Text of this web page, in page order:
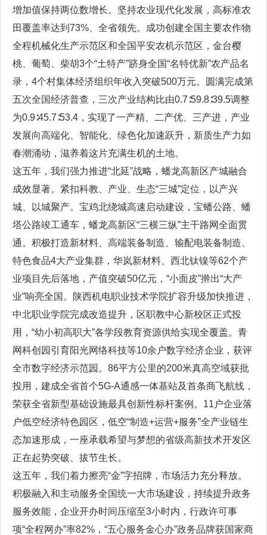
增加值保持两位数增长。坚持农业现代化发展，高标准农
田覆盖率达到73%、全省领先。成功创建全国主要农作物
全程机械化生产示范区和全国平安农机示范区，金台樱
桃、葡萄、柴胡3个“土特产”跻身全国“名特优新”农产品名
录，4个村集体经济组织年收入突破500万元。圆满完成第
五次全国经济普查，三次产业结构比由0.7∶59.8∶39.5调整
为0.9∶45.7∶53.4，实现了一产精、二产优、三产进，产业
发展向高端化、智能化、绿色化加速跃升，新质生产力如
春潮涌动，滋养着这片充满生机的土地。
这五年，我们强力推进“北延”战略，蟠龙高新区产城融合
成效显著。紧扣科教、产业、生态“三城”定位，以产兴
城、以城聚产。宝鸡北绕城高速启动建设，宝蟠公路、蟠
塔公路竣工通车，蟠龙高新区“三横三纵”主干路网全面贯
通。积极打造新材料、高端装备制造、输配电装备制造、
特色食品4大产业集群，华岚新材料、西北钛镍等62个产
业项目先后落地，产值突破50亿元，“小面皮”擀出“大产
业”响亮全国。陕西机电职业技术学院扩容升级加快推进，
中北职业学院完成改造提升，区职教中心新校区正式投
用，“幼小初高职大”各学段教育资源供给实现全覆盖。青
网科创园引育阳光网络科技等10余户数字经济企业，获评
全市数字经济示范园。86平方公里的200米真高空域获批
投用，建成全省首个5G-A通感一体基站及首条商飞航线，
荣获全省新型基础设施最具创新性标杆案例。11户企业落
户低空经济特色园区，低空“制造+运营+服务”全产业链生
态加速形成，一座承载希望与梦想的省级高新技术开发区
正在起势突破、拔节生长。
这五年，我们着力擦亮“金”字招牌，市场活力充分释放。
积极融入和主动服务全国统一大市场建设，持续提升政务
服务效能，企业开办时间压缩至3小时内，行政许可事
项“全程网办”率82%，“五心服务金心办”政务品牌获国家商